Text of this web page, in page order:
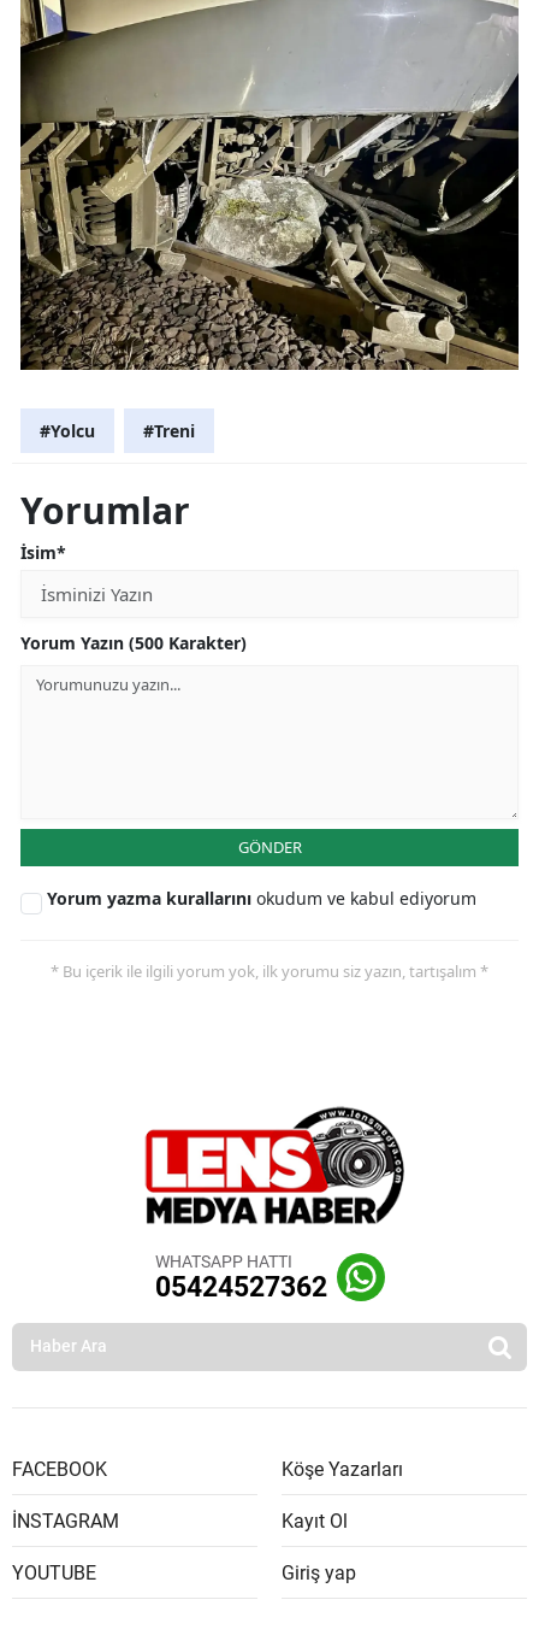
#Yolcu #Treni
Yorumlar
İsim*
Yorum Yazın (500 Karakter)
GÖNDER
Yorum yazma kurallarını okudum ve kabul ediyorum
* Bu içerik ile ilgili yorum yok, ilk yorumu siz yazın, tartışalım *
WHATSAPP HATTI
05424527362
FACEBOOK
İNSTAGRAM
YOUTUBE
Köşe Yazarları
Kayıt Ol
Giriş yap